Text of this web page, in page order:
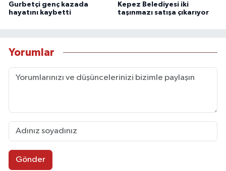
Gurbetçi genç kazada
hayatını kaybetti
Kepez Belediyesi iki
taşınmazı satışa çıkarıyor
Yorumlar
Gönder